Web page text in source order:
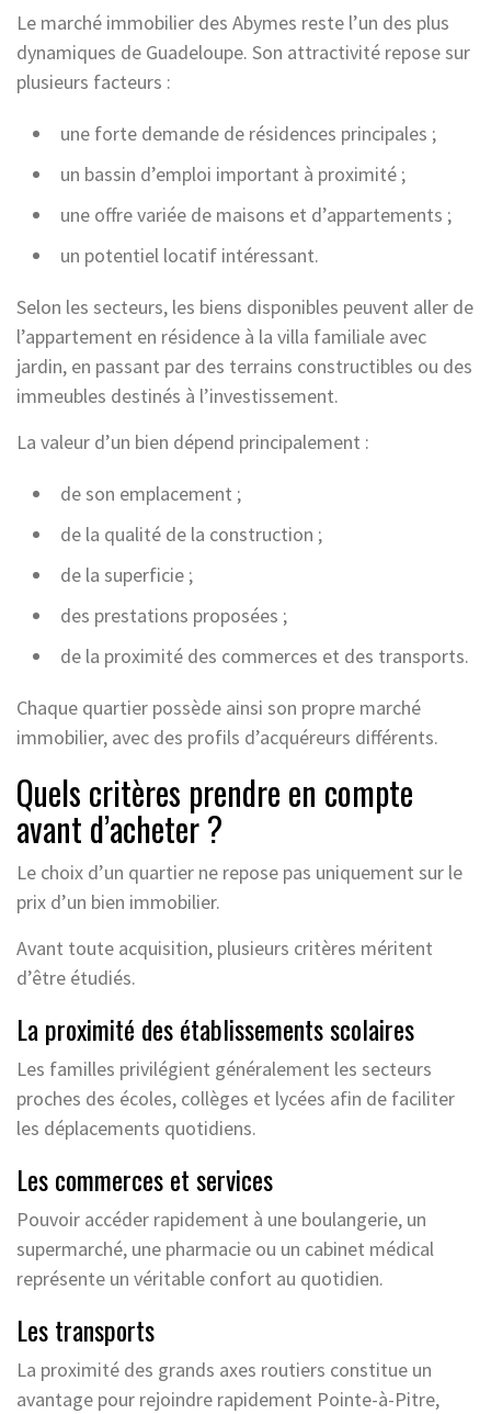
Le marché immobilier des Abymes reste l’un des plus
dynamiques de Guadeloupe. Son attractivité repose sur
plusieurs facteurs :
une forte demande de résidences principales ;
un bassin d’emploi important à proximité ;
une offre variée de maisons et d’appartements ;
un potentiel locatif intéressant.
Selon les secteurs, les biens disponibles peuvent aller de
l’appartement en résidence à la villa familiale avec
jardin, en passant par des terrains constructibles ou des
immeubles destinés à l’investissement.
La valeur d’un bien dépend principalement :
de son emplacement ;
de la qualité de la construction ;
de la superficie ;
des prestations proposées ;
de la proximité des commerces et des transports.
Chaque quartier possède ainsi son propre marché
immobilier, avec des profils d’acquéreurs différents.
Quels critères prendre en compte
avant d’acheter ?
Le choix d’un quartier ne repose pas uniquement sur le
prix d’un bien immobilier.
Avant toute acquisition, plusieurs critères méritent
d’être étudiés.
La proximité des établissements scolaires
Les familles privilégient généralement les secteurs
proches des écoles, collèges et lycées afin de faciliter
les déplacements quotidiens.
Les commerces et services
Pouvoir accéder rapidement à une boulangerie, un
supermarché, une pharmacie ou un cabinet médical
représente un véritable confort au quotidien.
Les transports
La proximité des grands axes routiers constitue un
avantage pour rejoindre rapidement Pointe-à-Pitre,